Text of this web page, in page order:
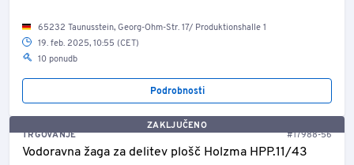
65232 Taunusstein, Georg-Ohm-Str. 17/ Produktionshalle 1
19. feb. 2025, 10:55 (CET)
10 ponudb
Podrobnosti
ZAKLJUČENO
TRGOVANJE
#17988-56
Vodoravna žaga za delitev plošč Holzma HPP.11/43